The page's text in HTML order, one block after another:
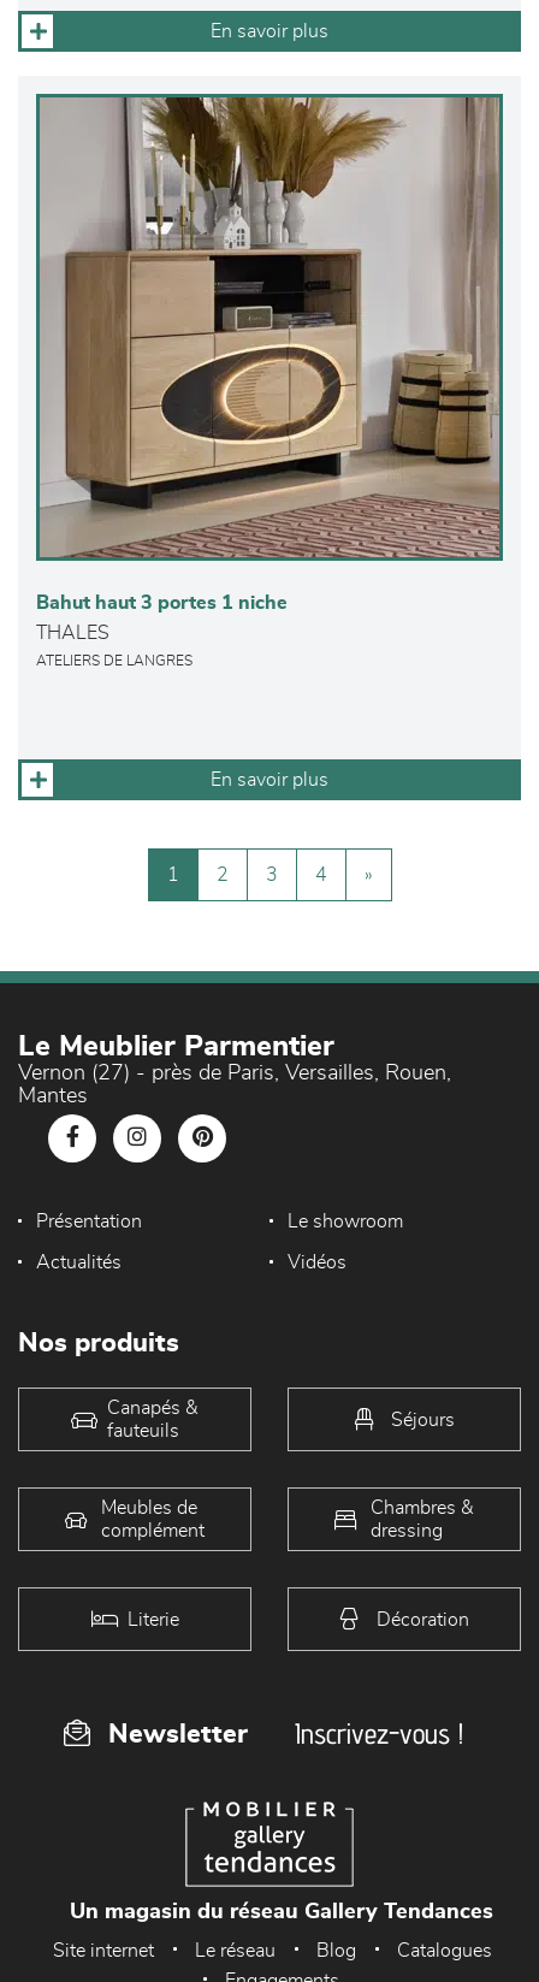
En savoir plus
Bahut haut 3 portes 1 niche
THALES
ATELIERS DE LANGRES
En savoir plus
1 2 3 4 »
Le Meublier Parmentier
Vernon (27) - près de Paris, Versailles, Rouen,
Mantes
Présentation Le showroom
Actualités Vidéos
Nos produits
Canapés &
fauteuils
Séjours
Meubles de
complément
Chambres &
dressing
Literie Décoration
Newsletter Inscrivez-vous !
Un magasin du réseau Gallery Tendances
Site internet Le réseau Blog
Catalogues